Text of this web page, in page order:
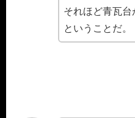
それほど青瓦
ということだ。